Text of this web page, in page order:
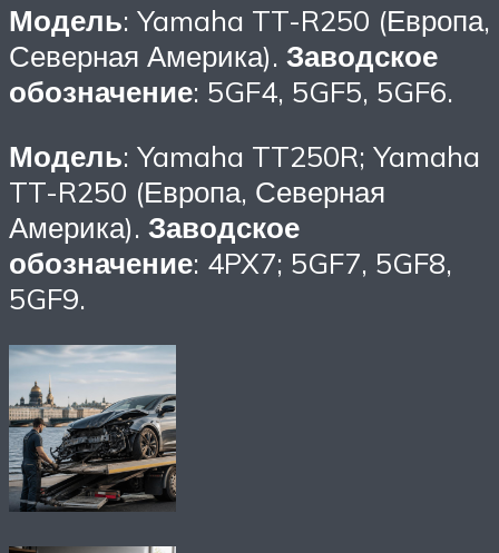
Модель: Yamaha TT-R250 (Европа,
Северная Америка). Заводское
обозначение: 5GF4, 5GF5, 5GF6.
Модель: Yamaha TT250R; Yamaha
TT-R250 (Европа, Северная
Америка). Заводское
обозначение: 4PX7; 5GF7, 5GF8,
5GF9.